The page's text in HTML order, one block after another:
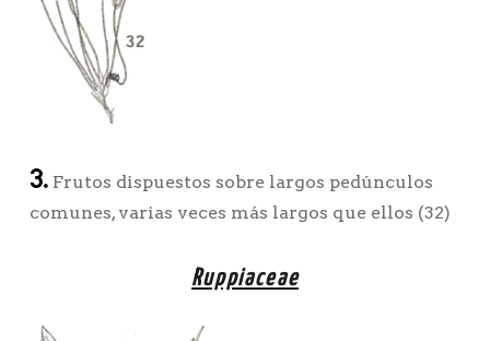
3.Frutos dispuestos sobre largos pedúnculos
comunes, varias veces más largos que ellos (32)
Ruppiaceae